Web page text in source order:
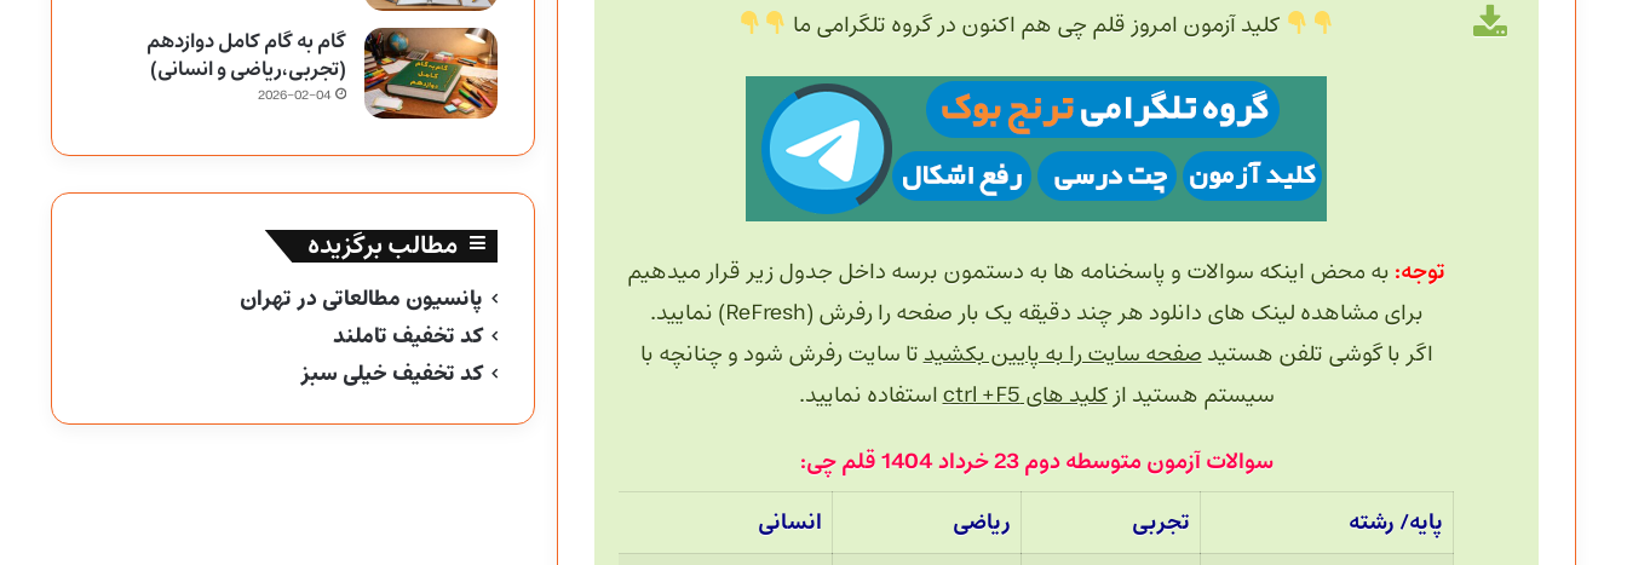
کلید آزمون امروز قلم چی هم اکنون در گروه تلگرامی ما
توجه: به محض اینکه سوالات و پاسخنامه ها به دستمون برسه داخل جدول زیر قرار میدهیم
برای مشاهده لینک های دانلود هر چند دقیقه یک بار صفحه را رفرش (ReFresh) نمایید.
اگر با گوشی تلفن هستیدصفحه سایت را به پایین بکشیدتا سایت رفرش شود و چنانچه با
سیستم هستید ازکلید های ctrl +F5 استفاده نمایید.
سوالات آزمون متوسطه دوم 23 خرداد 1404 قلم چی:
پایه/ رشته
تجربی ریاضی
انسانی
گام به گام کامل دوازدهم
(تجربی،ریاضی و انسانی)
2026-02-04
مطالب برگزیده
پانسیون مطالعاتی در تهران
کد تخفیف تاملند
کد تخفیف خیلی سبز